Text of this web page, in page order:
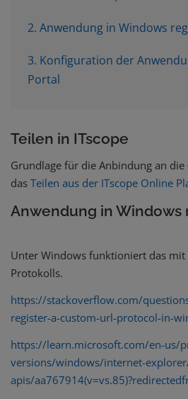
2. Anwendung in Windows
3. Konfiguration der
Portal
Teilen in ITscope
Grundlage für die Anbindung an
das Teilen aus der ITscope Online
Anwendung in Windows
Unter Windows funktioniert das mit
Protokolls.
https://stackoverflow.com/
register-a-custom-url-protocol-in-
https://learn.microsoft.com/en-us/
versions/windows/internet-
apis/